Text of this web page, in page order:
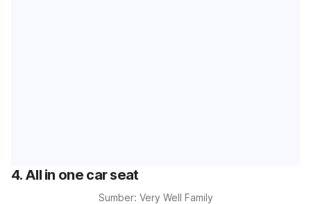
4. All in one car seat
Sumber: Very Well Family